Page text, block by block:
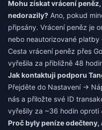
Mohu získat vrácení
nedorazily? Ano, pokud
připsány. Vrácení peněz je
nebo neautorizované platby
Cesta vrácení peněz přes
vyřešila za přibližně 48
Jak kontaktuji podporu
Přejděte do Nastavení →
nás a přiložte své ID
vyřešily za ~36 hodin oproti
Proč byly peníze